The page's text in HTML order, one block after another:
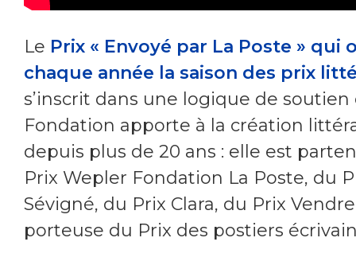
Le Prix « Envoyé par La Poste » qui
chaque année la saison des prix
s’inscrit dans une logique de soutien
Fondation apporte à la création
depuis plus de 20 ans : elle est
Prix Wepler Fondation La Poste, du
Sévigné, du Prix Clara, du Prix
porteuse du Prix des postiers